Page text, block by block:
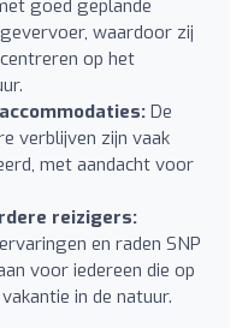
goed geplande
waardoor zij
op het
De
verblijven zijn vaak
met aandacht voor
reizigers:
en raden SNP
voor iedereen die op
in de natuur.